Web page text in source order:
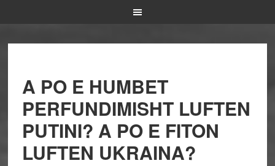
A PO E HUMBET
PERFUNDIMISHT LUFTEN
PUTINI? A PO E FITON
LUFTEN UKRAINA?